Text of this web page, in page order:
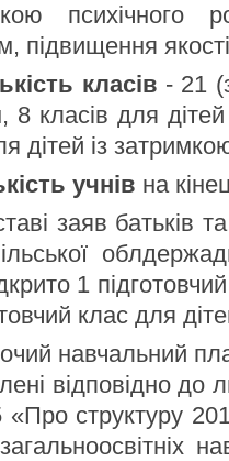
психічного
підвищення
класів - 21
8 класів для
дітей із
учнів на
заяв батьків
1
клас для
навчальний
відповідно
«Про структуру